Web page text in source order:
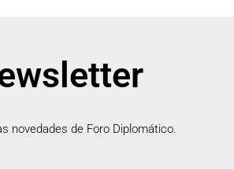
novedades de Foro Diplomático.